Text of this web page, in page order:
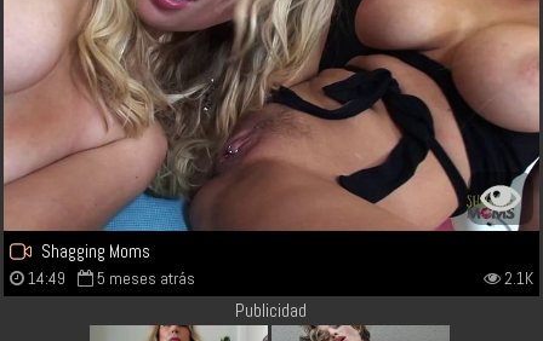
Shagging Moms
14:49 5 meses atrás 2.1K
Publicidad